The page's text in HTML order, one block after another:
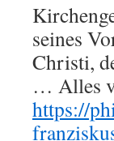
seines
Christi,
… Alles
https://